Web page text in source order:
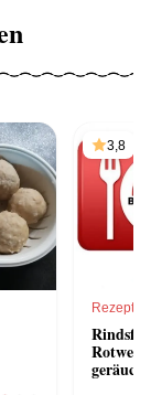
3,8
Rezept